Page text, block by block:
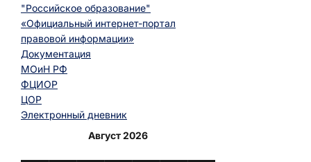
"Российское образование"
«Официальный интернет-портал
правовой информации»
Документация
МОиН РФ
ФЦИОР
ЦОР
Электронный дневник
Август 2026